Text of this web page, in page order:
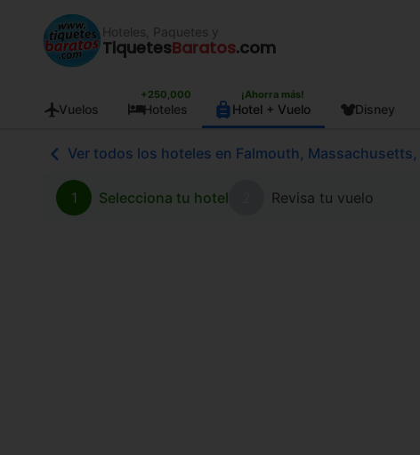
Hoteles, Paquetes y
TiquetesBaratos.com
Vuelos
+250,000
Hoteles
¡Ahorra más!
Hotel + Vuelo Disney
Ver todos los hoteles en Falmouth,
1 Selecciona tu hotel Revisa tu vuelo